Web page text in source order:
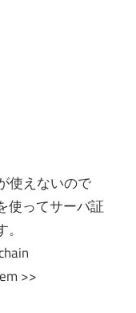
使えないので
使ってサーバ証
>>